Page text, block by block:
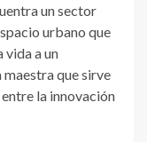
un sector
urbano que
vida a un
que sirve
la innovación